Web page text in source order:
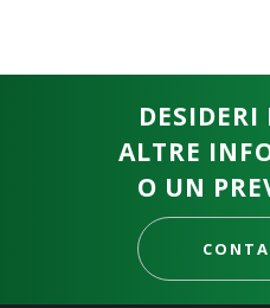
DESIDERI
ALTRE
O UN